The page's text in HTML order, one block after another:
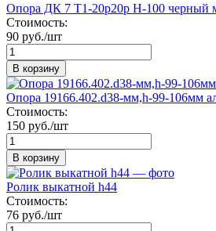
Опора ДК 7 Т1-20р20р Н-100 черный
Стоимость:
90 руб./шт
В корзину
Опора 19166.402.d38-мм,h-99-106мм
Стоимость:
150 руб./шт
В корзину
Ролик выкатной h44
Стоимость:
76 руб./шт